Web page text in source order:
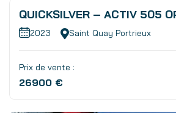
QUICKSILVER – ACTIV 505
2023 Saint Quay Portrieux
Prix de vente :
26900 €